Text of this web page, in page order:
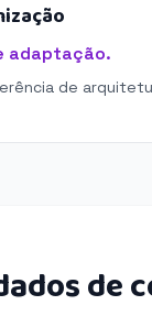
adaptação.
de
de